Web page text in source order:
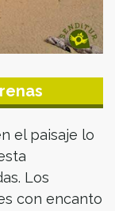
el paisaje lo
Los
con encanto